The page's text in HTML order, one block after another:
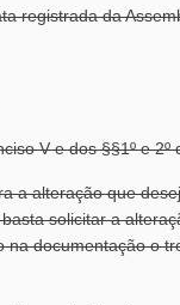
registrada da
V e dos §§1º e 2º
a alteração que
solicitar a
documentação o